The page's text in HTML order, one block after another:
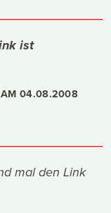
ist
04.08.2008
mal den Link